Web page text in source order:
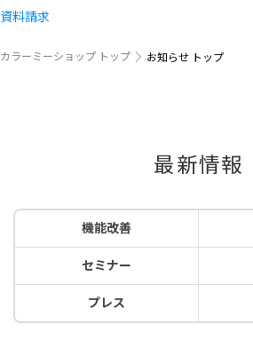
資料請求
カラーミーショップ トップ お知らせ トップ
最新情報
機能改善
セミナー
プレス